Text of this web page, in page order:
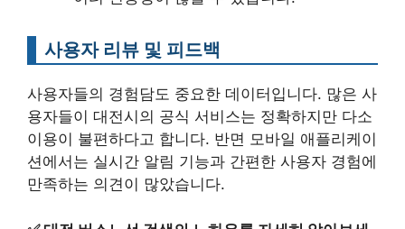
사용자 리뷰 및 피드백
사용자들의 경험담도 중요한 데이터입니다. 많은 사
용자들이 대전시의 공식 서비스는 정확하지만 다소
이용이 불편하다고 합니다. 반면 모바일 애플리케이
션에서는 실시간 알림 기능과 간편한 사용자 경험에
만족하는 의견이 많았습니다.